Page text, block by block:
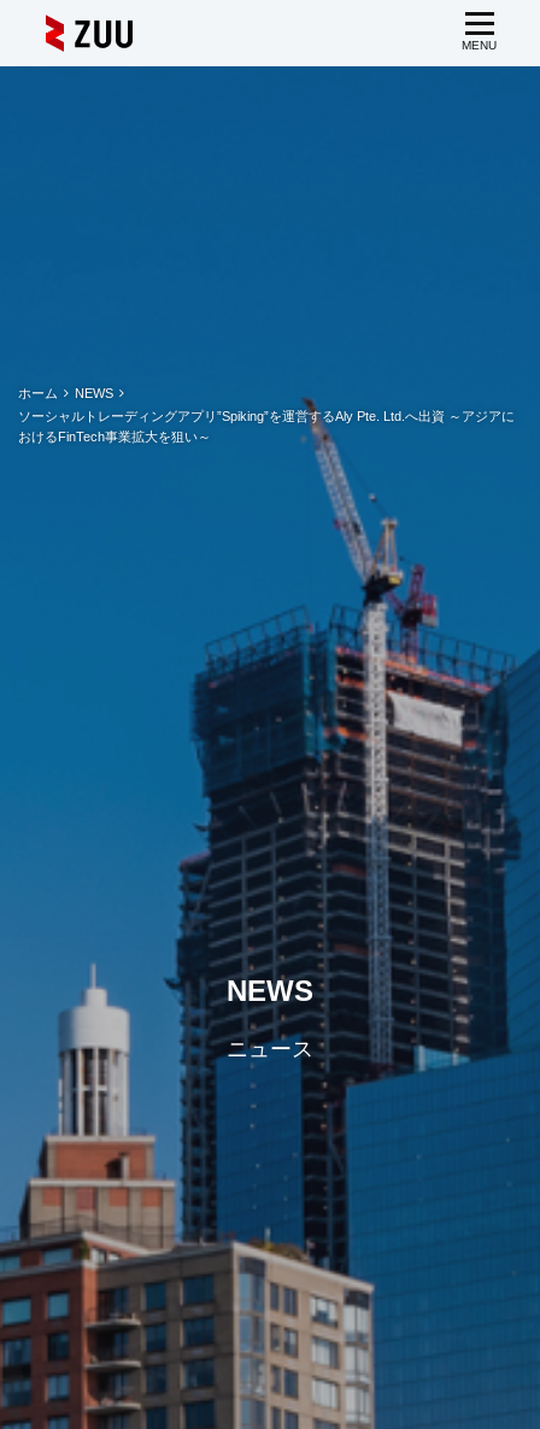
ホーム
NEWS
ソーシャルトレーディングアプリ”Spiking”を運営するAly Pte. Ltd.へ出資 ～アジアに
おけるFinTech事業拡大を狙い～
NEWS
ニュース